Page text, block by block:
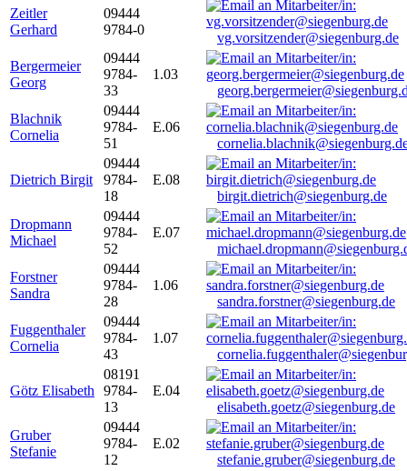
Zeitler
Gerhard
09444
9784-0
vg.vorsitzender@siegenburg.de
Bergermeier
Georg
09444
9784-
33
1.03
Blachnik
Cornelia
09444
9784-
51
E.06
Dietrich Birgit
09444
9784-
18
E.08
birgit.dietrich@siegenburg.de
Dropmann
Michael
09444
9784-
52
E.07
Forstner
Sandra
09444
9784-
28
1.06
sandra.forstner@siegenburg.de
Fuggenthaler
Cornelia
09444
9784-
43
1.07
Götz Elisabeth
08191
9784-
13
E.04
elisabeth.goetz@siegenburg.de
Gruber
Stefanie
09444
9784-
12
E.02
stefanie.gruber@siegenburg.de